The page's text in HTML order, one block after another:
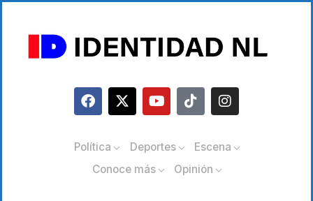
Política Deportes
Escena
Conoce más
Opinión